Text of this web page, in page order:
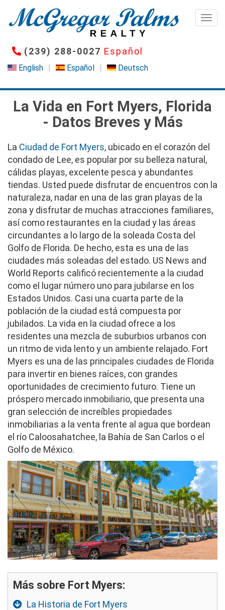
Pasar
principal
(239) 288-0027 Español
English Español Deutsch
La Vida en Fort Myers, Florida
- Datos Breves y Más
La Ciudad de Fort Myers, ubicado en el corazón del
condado de Lee, es popular por su belleza natural,
cálidas playas, excelente pesca y abundantes
tiendas. Usted puede disfrutar de encuentros con la
naturaleza, nadar en una de las gran playas de la
zona y disfrutar de muchas atracciones familiares,
así como restaurantes en la ciudad y las áreas
circundantes a lo largo de la soleada Costa del
Golfo de Florida. De hecho, esta es una de las
ciudades más soleadas del estado. US News and
World Reports calificó recientemente a la ciudad
como el lugar número uno para jubilarse en los
Estados Unidos. Casi una cuarta parte de la
población de la ciudad está compuesta por
jubilados. La vida en la ciudad ofrece a los
residentes una mezcla de suburbios urbanos con
un ritmo de vida lento y un ambiente relajado. Fort
Myers es una de las principales ciudades de Florida
para invertir en bienes raíces, con grandes
oportunidades de crecimiento futuro. Tiene un
próspero mercado inmobiliario, que presenta una
gran selección de increíbles propiedades
inmobiliarias a la venta frente al agua que bordean
el río Caloosahatchee, la Bahía de San Carlos o el
Golfo de México.
Imagen
Más sobre Fort Myers:
La Historia de Fort Myers